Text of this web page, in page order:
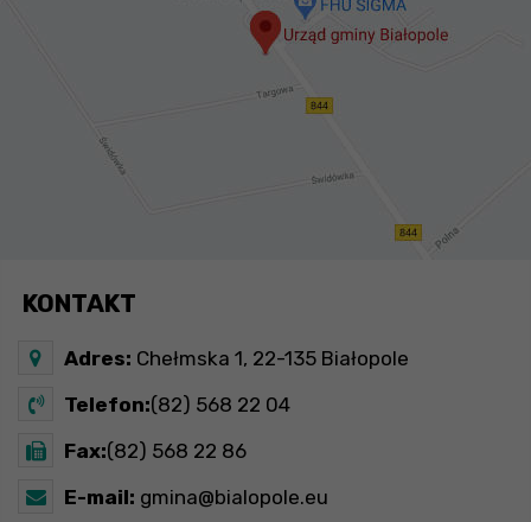
KONTAKT
Adres: Chełmska 1, 22-135 Białopole
Telefon:(82) 568 22 04
Fax:(82) 568 22 86
E-mail: gmina@bialopole.eu